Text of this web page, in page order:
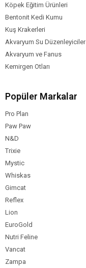
Köpek Eğitim Ürünleri
Bentonit Kedi Kumu
Kuş Krakerleri
Akvaryum Su Düzenleyiciler
Akvaryum ve Fanus
Kemirgen Otları
Popüler Markalar
Pro Plan
Paw Paw
N&D
Trixie
Mystic
Whiskas
Gimcat
Reflex
Lion
EuroGold
Nutri Feline
Vancat
Zampa